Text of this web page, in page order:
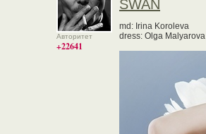
Авторитет
+22641
SWAN
md: Irina Koroleva
dress: Olga Malyarova